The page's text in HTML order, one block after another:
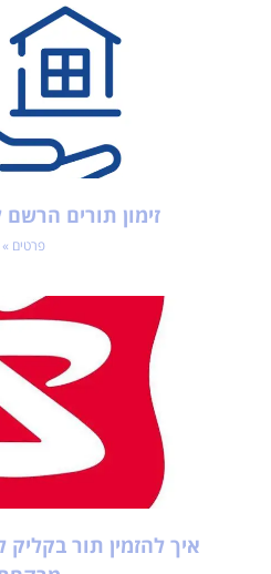
זימון תורים הרשם
פרטים »
איך להזמין תור